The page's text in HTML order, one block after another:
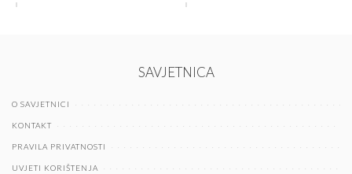
SAVJETNICA
O SAVJETNICI
KONTAKT
PRAVILA PRIVATNOSTI
UVJETI KORIŠTENJA